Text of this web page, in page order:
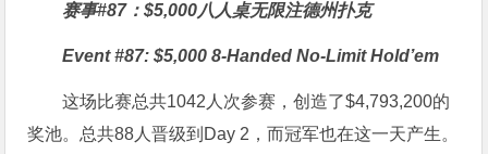
赛事#87：$5,000八人桌无限注德州扑克
Event #87: $5,000 8-Handed No-Limit Hold’em
这场比赛总共1042人次参赛，创造了$4,793,200的
奖池。总共88人晋级到Day 2，而冠军也在这一天产生。